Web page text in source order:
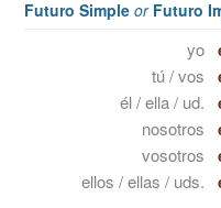
Futuro Simple orFuturo
yo
tú / vos
él / ella / ud.
nosotros
vosotros
ellos / ellas / uds.